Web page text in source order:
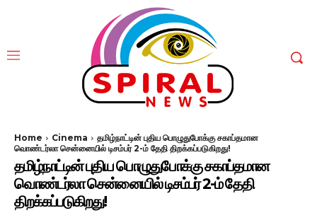
Home Cinema
தமிழ்நாட்டின் புதிய பொழுதுபோக்கு சகாப்தமான
வொண்டர்லா சென்னையில் டிசம்பர் 2-ம் தேதி திறக்கப்படுகிறது!
தமிழ்நாட்டின் புதிய பொழுதுபோக்கு சகாப்தமான
வொண்டர்லா சென்னையில் டிசம்பர் 2-ம் தேதி
திறக்கப்படுகிறது!